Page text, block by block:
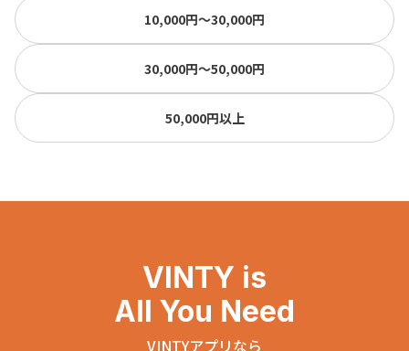
10,000円〜30,000円
30,000円〜50,000円
50,000円以上
VINTY is
All You Need
VINTYアプリなら